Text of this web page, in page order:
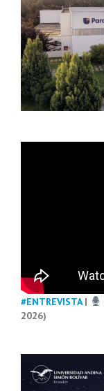
#ENTREVISTA|
2026)